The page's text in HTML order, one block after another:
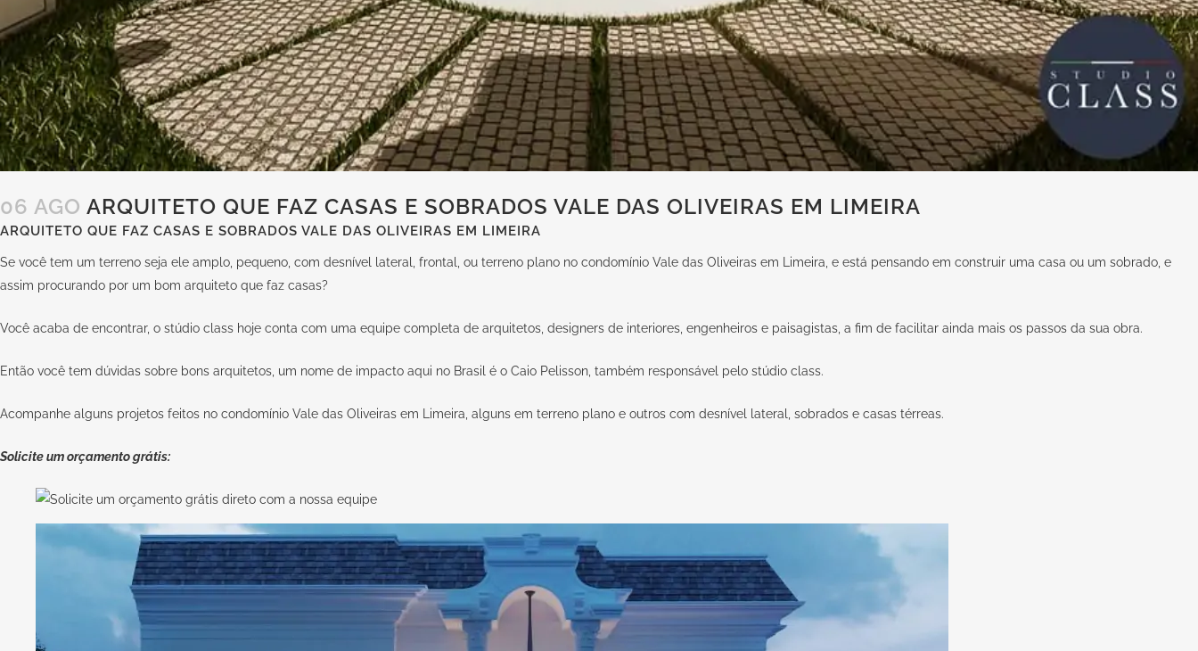
06 AGO ARQUITETO QUE FAZ CASAS E SOBRADOS VALE DAS OLIVEIRAS EM LIMEIRA
ARQUITETO QUE FAZ CASAS E SOBRADOS VALE DAS OLIVEIRAS EM LIMEIRA
Se você tem um terreno seja ele amplo, pequeno, com desnível lateral, frontal, ou terreno plano no condomínio Vale das Oliveiras em Limeira, e está pensando em construir uma casa ou um sobrado, e
assim procurando por um bom arquiteto que faz casas?
Você acaba de encontrar, o stúdio class hoje conta com uma equipe completa de arquitetos, designers de interiores, engenheiros e paisagistas, a fim de facilitar ainda mais os passos da sua obra.
Então você tem dúvidas sobre bons arquitetos, um nome de impacto aqui no Brasil é o Caio Pelisson, também responsável pelo stúdio class.
Acompanhe alguns projetos feitos no condomínio Vale das Oliveiras em Limeira, alguns em terreno plano e outros com desnível lateral, sobrados e casas térreas.
Solicite um orçamento grátis: